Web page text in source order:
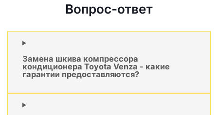
Вопрос-ответ
Замена шкива компрессора
кондиционера Toyota Venza - какие
гарантии предоставляются?